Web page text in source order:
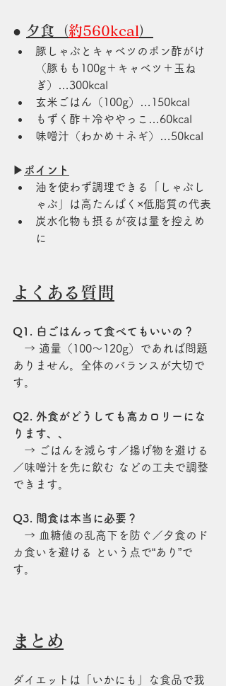
● 夕食（約560kcal）
豚しゃぶとキャベツのポン酢がけ
（豚もも100g＋キャベツ＋玉ね
ぎ）…300kcal
玄米ごはん（100g）…150kcal
もずく酢＋冷ややっこ…60kcal
味噌汁（わかめ＋ネギ）…50kcal
▶ ポイント
油を使わず調理できる「しゃぶし
ゃぶ」は高たんぱく×低脂質の代表
炭水化物も摂るが夜は量を控えめ
に
よくある質問
Q1. 白ごはんって食べてもいいの？
→ 適量（100〜120g）であれば問題
ありません。全体のバランスが大切で
す。
Q2. 外食がどうしても高カロリーにな
ります、、
→ ごはんを減らす／揚げ物を避ける
／味噌汁を先に飲む などの工夫で調整
できます。
Q3. 間食は本当に必要？
→ 血糖値の乱高下を防ぐ／夕食のド
カ食いを避ける という点で“あり”で
す。
まとめ
ダイエットは「いかにも」な食品で我